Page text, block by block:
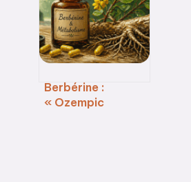
épaules
Berbérine :
« Ozempic